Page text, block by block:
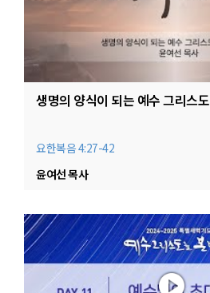
생명의 양식이 되는 예수 그리스도
요한복음 4:27-42
윤여선 목사